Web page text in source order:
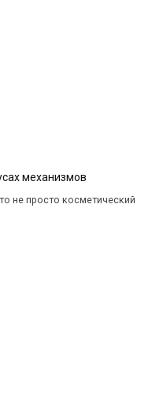
механизмов
не просто косметический